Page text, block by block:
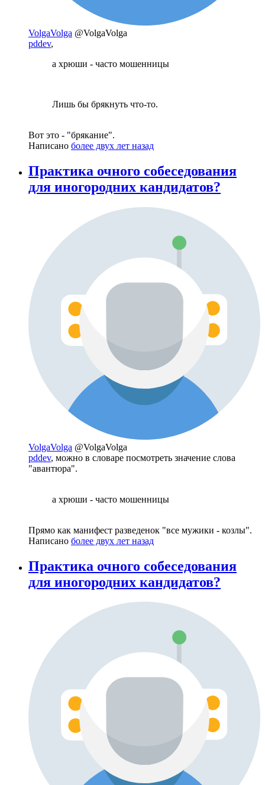
VolgaVolga @VolgaVolga
pddev,
а хрюши - часто мошенницы
Лишь бы брякнуть что-то.
Вот это - "брякание".
Написано более двух лет назад
Практика очного собеседования
для иногородних кандидатов?
VolgaVolga @VolgaVolga
pddev, можно в словаре посмотреть значение слова
"авантюра".
а хрюши - часто мошенницы
Прямо как манифест разведенок "все мужики - козлы".
Написано более двух лет назад
Практика очного собеседования
для иногородних кандидатов?